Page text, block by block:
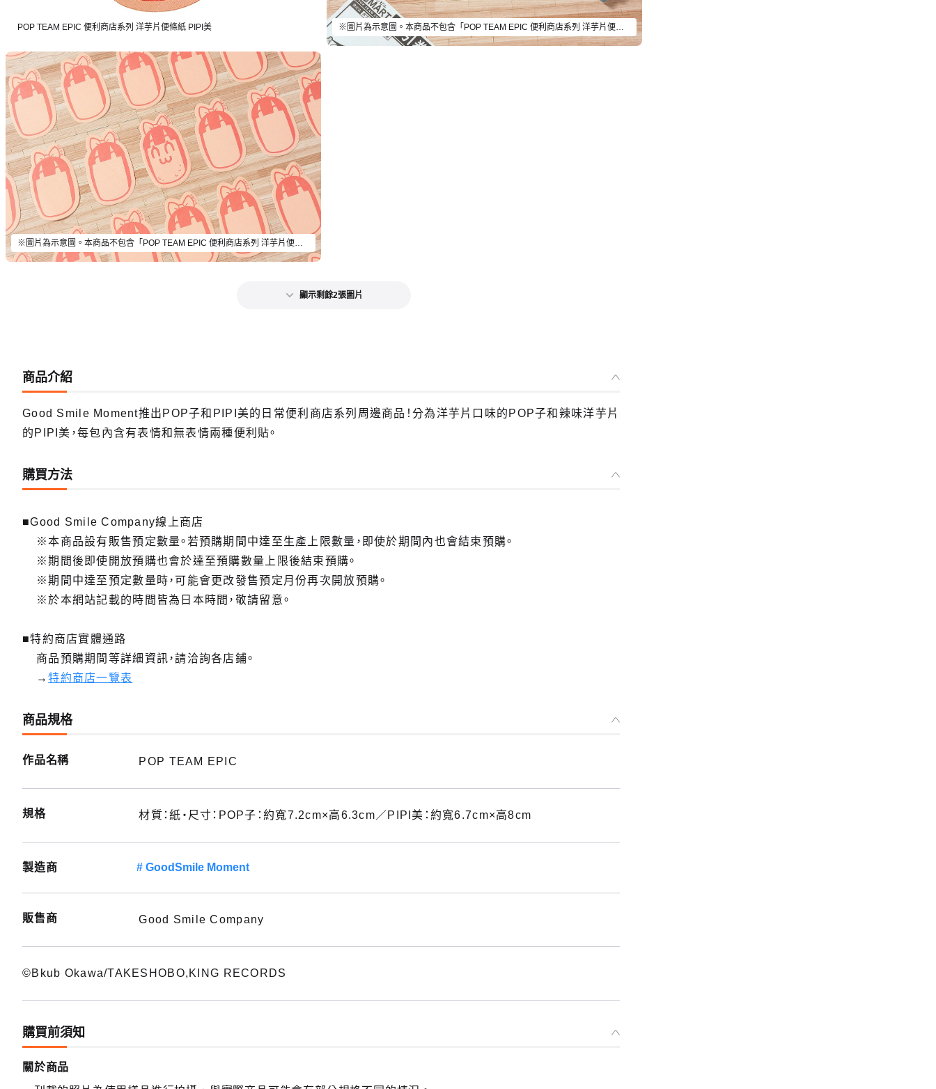
POP TEAM EPIC 便利商店系列 洋芋片便條紙 PIPI美 ※圖片為示意圖。本商品不包含「POP TEAM EPIC 便利商店系列 洋芋片便條紙 PIPI美」以外的物品。
※圖片為示意圖。本商品不包含「POP TEAM EPIC 便利商店系列 洋芋片便條紙 PIPI美」以外的物品。
顯示剩餘2張圖片
商品介紹
Good Smile Moment推出POP子和PIPI美的日常便利商店系列周邊商品！分為洋芋片口味的POP子和辣味洋芋片
的PIPI美，每包內含有表情和無表情兩種便利貼。
購買方法
■Good Smile Company線上商店
※本商品設有販售預定數量。若預購期間中達至生產上限數量，即使於期間內也會結束預購。
※期間後即使開放預購也會於達至預購數量上限後結束預購。
※期間中達至預定數量時，可能會更改發售預定月份再次開放預購。
※於本網站記載的時間皆為日本時間，敬請留意。
■特約商店實體通路
商品預購期間等詳細資訊，請洽詢各店鋪。
→特約商店一覽表
商品規格
作品名稱 POP TEAM EPIC
規格 材質：紙・尺寸：POP子：約寬7.2cm×高6.3cm／PIPI美：約寬6.7cm×高8cm
製造商 GoodSmile Moment
販售商 Good Smile Company
©Bkub Okawa/TAKESHOBO,KING RECORDS
購買前須知
關於商品